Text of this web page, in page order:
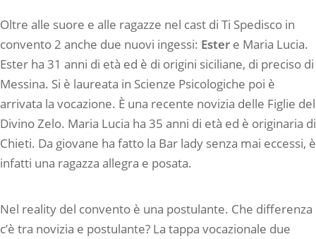
Oltre alle suore e alle ragazze nel cast di Ti Spedisco in
convento 2 anche due nuovi ingessi: Ester e Maria Lucia.
Ester ha 31 anni di età ed è di origini siciliane, di preciso di
Messina. Si è laureata in Scienze Psicologiche poi è
arrivata la vocazione. È una recente novizia delle Figlie del
Divino Zelo. Maria Lucia ha 35 anni di età ed è originaria di
Chieti. Da giovane ha fatto la Bar lady senza mai eccessi, è
infatti una ragazza allegra e posata.
Nel reality del convento è una postulante. Che differenza
c’è tra novizia e postulante? La tappa vocazionale due